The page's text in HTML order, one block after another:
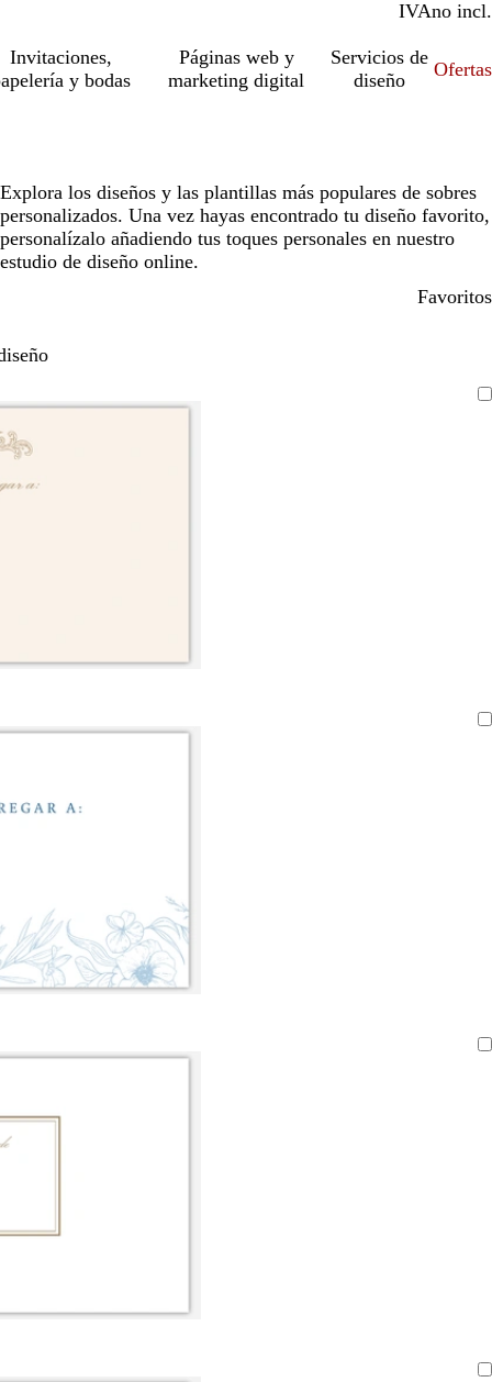
IVAincl.
no incl.
Invitaciones,
y bodas
Páginas web y
marketing digital
Servicios de
diseño
Ofertas
Explora los diseños y las plantillas más populares de sobres
personalizados. Una vez hayas encontrado tu diseño favorito,
personalízalo añadiendo tus toques personales en nuestro
estudio de diseño online.
Favoritos